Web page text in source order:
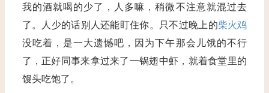
我的酒就喝的少了，人多嘛，稍微不注意就混过去
了。人少的话别人还能盯住你。只不过晚上的柴火鸡
没吃着，是一大遗憾吧，因为下午那会儿饿的不行
了，正好同事来拿过来了一锅翅中虾，就着食堂里的
馒头吃饱了。